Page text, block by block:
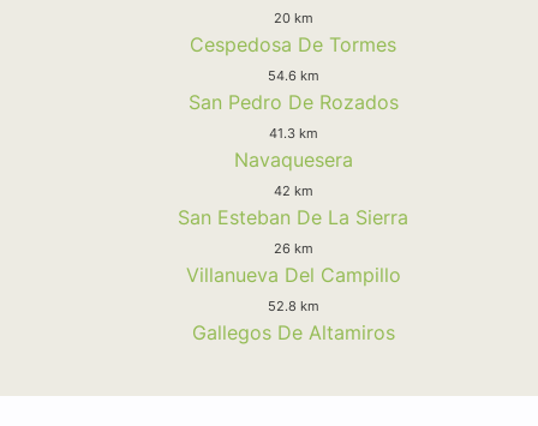
20 km
Cespedosa De Tormes
54.6 km
San Pedro De Rozados
41.3 km
Navaquesera
42 km
San Esteban De La Sierra
26 km
Villanueva Del Campillo
52.8 km
Gallegos De Altamiros